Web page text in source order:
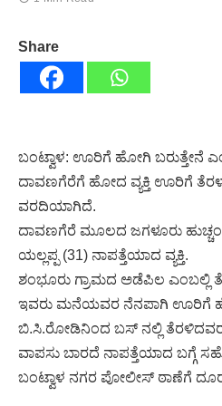
Share
ಬಂಟ್ವಾಳ: ಊರಿಗೆ ಹೋಗಿ ಬರುತ್ತೇನೆ
ದಾವಣಗೆರೆಗೆ ಹೋದ ವ್ಯಕ್ತಿ ಊರಿಗೆ
ವರದಿಯಾಗಿದೆ.
ದಾವಣಗೆರೆ ಮೂಲದ ಜಗಳೂರು
ಯಲ್ಲಪ್ಪ (31) ನಾಪತ್ತೆಯಾದ ವ್ಯಕ್ತಿ.
ಶಂಭೂರು ಗ್ರಾಮದ ಅಡೆಪಿಲ ಎಂಬಲ್ಲಿ
ಇವರು ಮನೆಯವರ ನೆನಪಾಗಿ ಊರಿಗೆ
ಬಿ.ಸಿ.ರೋಡಿನಿಂದ ಬಸ್ ನಲ್ಲಿ
ವಾಪಸು ಬಾರದೆ ನಾಪತ್ತೆಯಾದ ಬಗ್ಗೆ
ಬಂಟ್ವಾಳ ನಗರ ಪೋಲೀಸ್ ಠಾಣೆಗೆ